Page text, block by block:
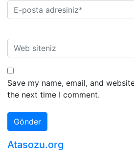
Save my name, email, and
the next time I comment.
Atasozu.org